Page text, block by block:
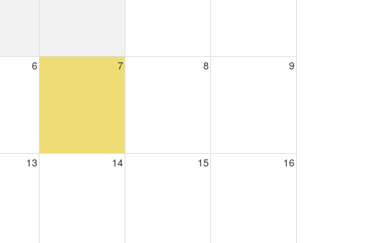
6 7 8 9
13 14 15 16